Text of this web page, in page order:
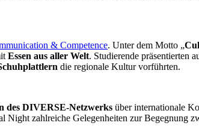
& Competence. Unter dem Motto „
Essen aus aller Welt. Studierende präsentierten
die regionale Kultur vorführten.
des DIVERSE-Netzwerks über internationale
zahlreiche Gelegenheiten zur Begegnung